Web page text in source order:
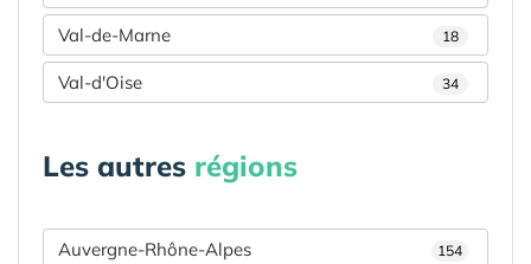
Val-de-Marne 18
Val-d'Oise 34
Les autres régions
Auvergne-Rhône-Alpes 154